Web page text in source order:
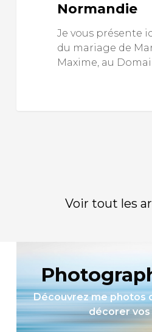
Normandie
Je vous présente
du mariage de
Maxime, au
Voir tout les
Découvrez me photos
décorer vos